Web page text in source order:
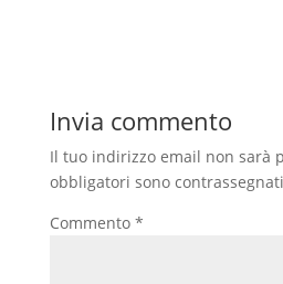
Invia commento
Il tuo indirizzo email non sarà
obbligatori sono contrassegnati
Commento *